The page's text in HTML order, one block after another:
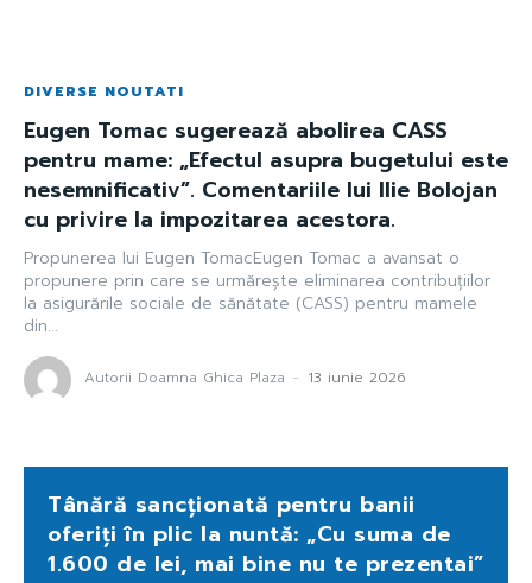
DIVERSE NOUTATI
Eugen Tomac sugerează abolirea CASS
pentru mame: „Efectul asupra bugetului este
nesemnificativ”. Comentariile lui Ilie Bolojan
cu privire la impozitarea acestora.
Propunerea lui Eugen TomacEugen Tomac a avansat o
propunere prin care se urmărește eliminarea contribuțiilor
la asigurările sociale de sănătate (CASS) pentru mamele
din...
Autorii Doamna Ghica Plaza - 13 iunie 2026
Tânără sancționată pentru banii
oferiți în plic la nuntă: „Cu suma de
1.600 de lei, mai bine nu te prezentai”